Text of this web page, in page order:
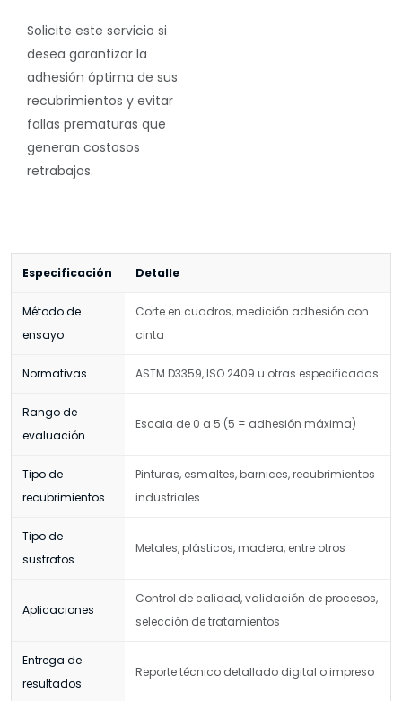
Solicite este servicio si
desea garantizar la
adhesión óptima de sus
recubrimientos y evitar
fallas prematuras que
generan costosos
retrabajos.
Especificación Detalle
Método de
ensayo
Corte en cuadros, medición adhesión con
cinta
Normativas ASTM D3359, ISO 2409 u otras especificadas
Rango de
evaluación
Escala de 0 a 5 (5 = adhesión máxima)
Tipo de
recubrimientos
Pinturas, esmaltes, barnices, recubrimientos
industriales
Tipo de
sustratos
Metales, plásticos, madera, entre otros
Aplicaciones
Control de calidad, validación de procesos,
selección de tratamientos
Entrega de
resultados
Reporte técnico detallado digital o impreso